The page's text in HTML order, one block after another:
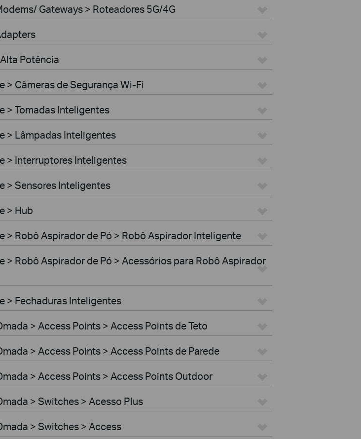
Gateways > Roteadores 5G/4G
Potência
> Câmeras de Segurança Wi-Fi
> Tomadas Inteligentes
> Lâmpadas Inteligentes
> Interruptores Inteligentes
> Sensores Inteligentes
> Hub
> Robô Aspirador de Pó > Robô Aspirador Inteligente
> Robô Aspirador de Pó > Acessórios para Robô Aspirador
> Fechaduras Inteligentes
> Access Points > Access Points de Teto
> Access Points > Access Points de Parede
> Access Points > Access Points Outdoor
> Switches > Acesso Plus
> Switches > Access